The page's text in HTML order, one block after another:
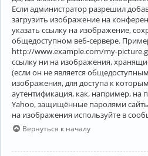
Если администратор разрешил
загрузить изображение на
указать ссылку на изображение,
общедоступном веб-сервере.
http://www.example.com/my-
ссылку ни на изображения,
(если он не является
изображения, для доступа к
аутентификация, как, например,
Yahoo, защищённые паролями
на изображения используйте в
Вернуться к началу